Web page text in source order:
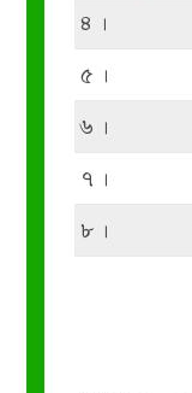
৪ ।
৫ ।
৬ ।
৭ ।
৮ ।